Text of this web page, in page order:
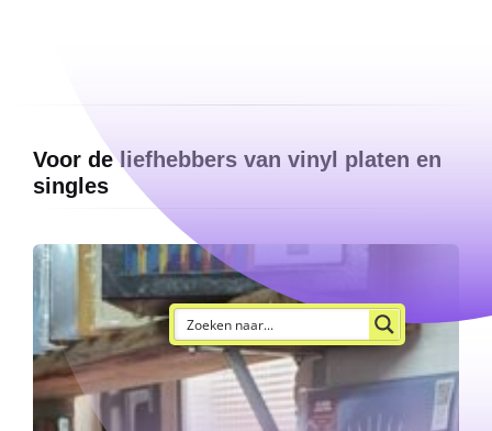
Voor de liefhebbers van vinyl platen en
singles